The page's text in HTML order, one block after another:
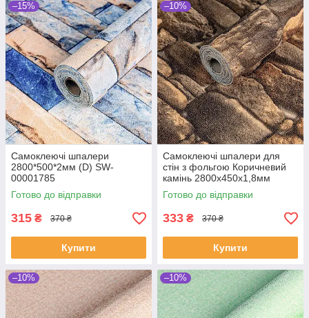
–15%
Самоклеючі шпалери
2800*500*2мм (D) SW-
00001785
Готово до відправки
315 ₴ 370 ₴
Купити
–10%
Самоклеючі шпалери для
стін з фольгою Коричневий
камінь 2800х450х1,8мм
Готово до відправки
333 ₴ 370 ₴
Купити
–10% –10%